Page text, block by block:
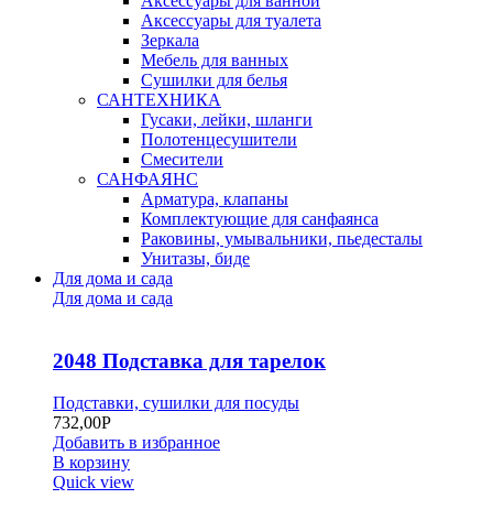
Аксессуары для туалета
Зеркала
Мебель для ванных
Сушилки для белья
САНТЕХНИКА
Гусаки, лейки, шланги
Полотенцесушители
Смесители
САНФАЯНС
Арматура, клапаны
Комплектующие для санфаянса
Раковины, умывальники, пьедесталы
Унитазы, биде
Для дома и сада
Для дома и сада
2048 Подставка для тарелок
Подставки, сушилки для посуды
732,00Р
Добавить в избранное
В корзину
Quick view